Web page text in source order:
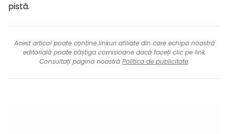
pistă.
Acest articol poate conține linkuri afiliate din care echipa noastră
editorială poate câștiga comisioane dacă faceți clic pe link.
Consultați pagina noastră Politica de publicitate.